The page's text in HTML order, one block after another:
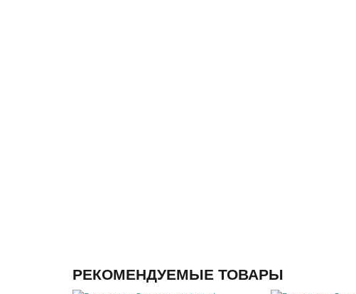
РЕКОМЕНДУЕМЫЕ ТОВАРЫ